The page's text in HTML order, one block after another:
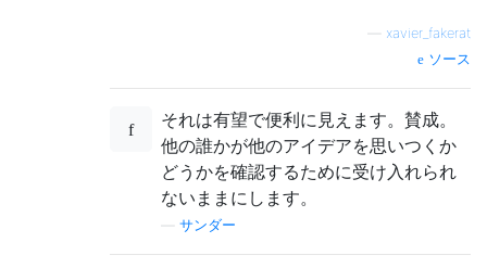
xavier_fakerat
ソース
それは有望で便利に見えます。賛成。
他の誰かが他のアイデアを思いつくか
どうかを確認するために受け入れられ
ないままにします。
サンダー